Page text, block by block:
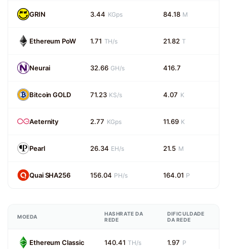
GRIN 3.44 KGps 84.18 M
Ethereum PoW 1.71 TH/s 21.82 T
Neurai 32.66 GH/s 416.7
Bitcoin GOLD 71.23 KS/s 4.07 K
Aeternity 2.77 KGps 11.69 K
Pearl 26.34 EH/s 21.5 M
Quai SHA256 156.04 PH/s 164.01 P
MOEDA
HASHRATE DA
REDE
DIFICULDADE
DA REDE
Ethereum Classic 140.41 TH/s 1.97 P